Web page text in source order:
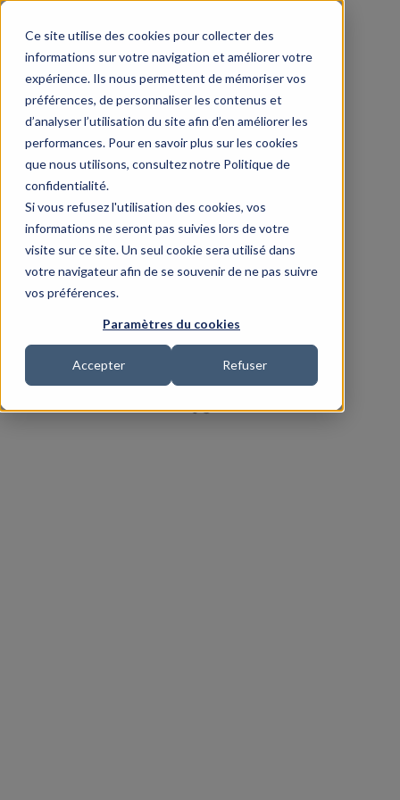
Ce site utilise des cookies pour collecter des
informations sur votre navigation et améliorer votre
expérience. Ils nous permettent de mémoriser vos
préférences, de personnaliser les contenus et
d’analyser l’utilisation du site afin d’en améliorer les
performances. Pour en savoir plus sur les cookies
que nous utilisons, consultez notre Politique de
confidentialité.
Si vous refusez l'utilisation des cookies, vos
informations ne seront pas suivies lors de votre
visite sur ce site. Un seul cookie sera utilisé dans
votre navigateur afin de se souvenir de ne pas suivre
vos préférences.
Paramètres du cookies
Accepter Refuser